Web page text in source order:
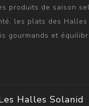
produits de saison
les plats des
gourmands et
Halles Solanid